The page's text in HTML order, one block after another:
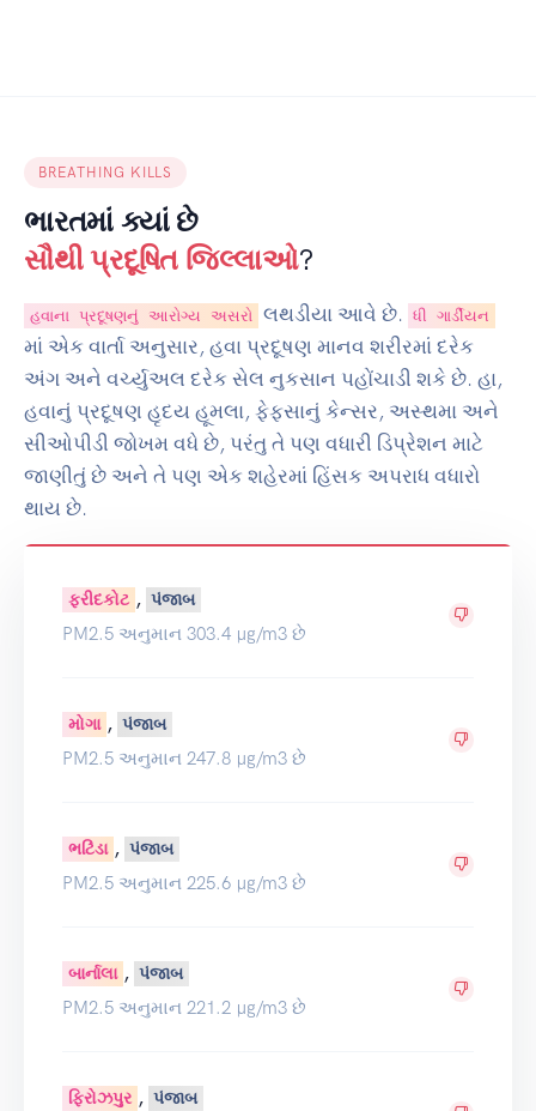
BREATHING KILLS
ભારતમાં ક્યાં છે
સૌથી પ્રદૂષિત જિલ્લાઓ?
હવાના પ્રદૂષણનું આરોગ્ય અસરો લથડીયા આવે છે. ધી ગાર્ડીયન
માં એક વાર્તા અનુસાર, હવા પ્રદૂષણ માનવ શરીરમાં દરેક
અંગ અને વર્ચ્યુઅલ દરેક સેલ નુકસાન પહોંચાડી શકે છે. હા,
હવાનું પ્રદૂષણ હૃદય હૂમલા, ફેફસાનું કેન્સર, અસ્થમા અને
સીઓપીડી જોખમ વધે છે, પરંતુ તે પણ વધારી ડિપ્રેશન માટે
જાણીતું છે અને તે પણ એક શહેરમાં હિંસક અપરાધ વધારો
થાય છે.
ફરીદકોટ , પંજાબ
PM2.5 અનુમાન 303.4 µg/m3 છે
મોગા , પંજાબ
PM2.5 અનુમાન 247.8 µg/m3 છે
ભટિંડા , પંજાબ
PM2.5 અનુમાન 225.6 µg/m3 છે
બાર્નાલા , પંજાબ
PM2.5 અનુમાન 221.2 µg/m3 છે
ફિરોઝપુર , પંજાબ